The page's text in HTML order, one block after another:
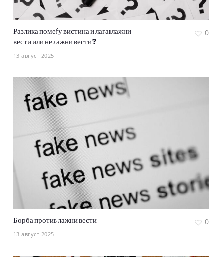
Разлика помеѓу вистина и лага: лажни
вести или не лажни вести?
13 август 2025
0
Борба против лажни вести
13 август 2025
0